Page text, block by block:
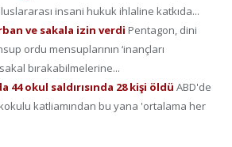
insani hukuk ihlaline katkıda...
ve sakala izin verdi Pentagon, dini
ordu mensuplarının ‘inançları
bırakabilmelerine...
44 okul saldırısında 28 kişi öldü ABD'de
katliamından bu yana 'ortalama her